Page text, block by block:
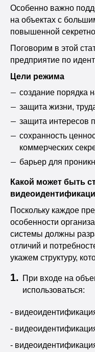
Особенно важно
на объектах с
повышенной
Поговорим в этой
предприятие по
Цели режима
создание порядка
защита жизни,
защита интересов
сохранность
коммерческих
барьер для
Какой может быть
Поскольку каждое
особенности
системы должны
отличий и
укажем структуру,
При входе на
использоваться:
-
-
-